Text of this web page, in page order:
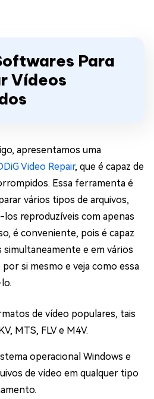
Para
Vídeos
apresentamos uma
Video Repair, que é capaz de
Essa ferramenta é
vários tipos de arquivos,
reproduzíveis com apenas
é conveniente, pois é capaz
simultaneamente e em vários
si mesmo e veja como essa
de vídeo populares, tais
MTS, FLV e M4V.
operacional Windows e
de vídeo em qualquer tipo